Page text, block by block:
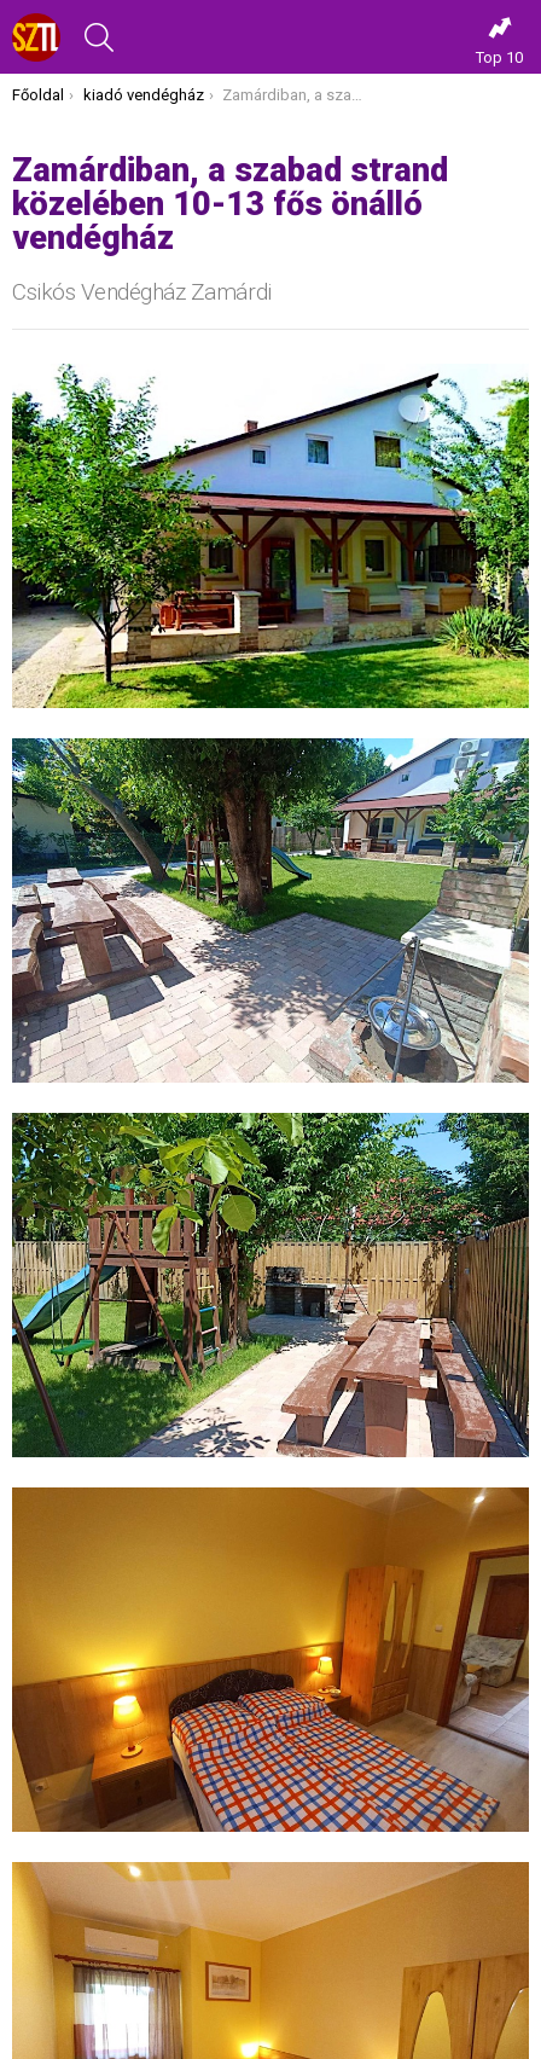
Top 10
Itt vagy most:
Főoldal kiadó vendégház Zamárdiban, a szabad strand közelében 10-13 fős önálló vendégház
Zamárdiban, a szabad strand
közelében 10-13 fős önálló
vendégház
Csikós Vendégház Zamárdi